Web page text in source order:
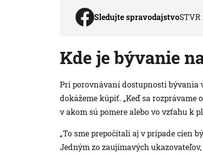
Sledujte spravodajstvo
Kde je bývanie
Pri porovnávaní dostupnosti bývania
dokážeme kúpiť. „Keď sa rozprávame
v akom sú pomere alebo vo vzťahu k
„To sme prepočítali aj v prípade cien
Jedným zo zaujímavých